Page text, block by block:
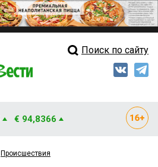
Свежий выпуск
Мнения
Поиск по сайту
€ 94,8366
Происшествия